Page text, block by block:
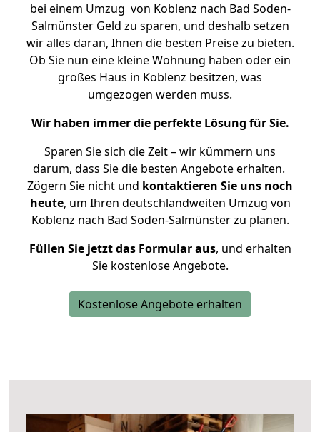
bei einem Umzug von Koblenz nach Bad Soden-
Salmünster Geld zu sparen, und deshalb setzen
wir alles daran, Ihnen die besten Preise zu bieten.
Ob Sie nun eine kleine Wohnung haben oder ein
großes Haus in Koblenz besitzen, was
umgezogen werden muss.
Wir haben immer die perfekte Lösung für Sie.
Sparen Sie sich die Zeit – wir kümmern uns
darum, dass Sie die besten Angebote erhalten.
Zögern Sie nicht und kontaktieren Sie uns noch
heute, um Ihren deutschlandweiten Umzug von
Koblenz nach Bad Soden-Salmünster zu planen.
Füllen Sie jetzt das Formular aus, und erhalten
Sie kostenlose Angebote.
Kostenlose Angebote erhalten